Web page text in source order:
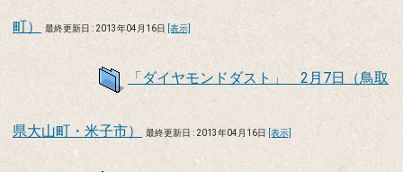
町） 最終更新日 : 2013年04月16日 [表示]
「ダイヤモンドダスト」 2月7日（鳥取
県大山町・米子市） 最終更新日 : 2013年04月16日 [表示]